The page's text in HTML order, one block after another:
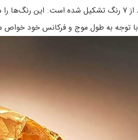
همانطور که می‌دانید نور خورشید از 7 رنگ
توجه به طول موج و فرکانس خود خواص